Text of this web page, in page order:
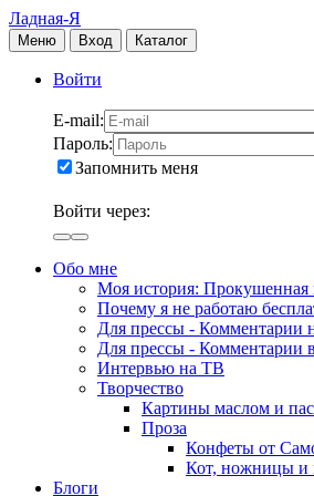
Ладная-Я
Меню Вход Каталог
Войти
E-mail:
Пароль:
Запомнить меня
Войти через:
Обо мне
Моя история: Прокушенная
Почему я не работаю
Для прессы - Комментарии
Для прессы - Комментарии
Интервью на ТВ
Творчество
Картины маслом и
Проза
Конфеты от
Кот, ножницы и
Блоги